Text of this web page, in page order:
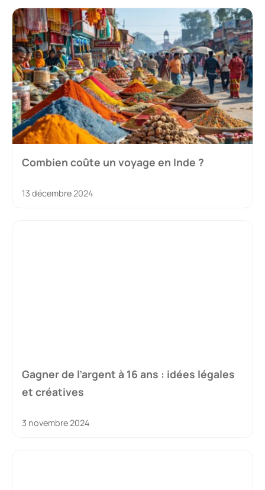
Combien coûte un voyage en Inde ?
13 décembre 2024
Gagner de l’argent à 16 ans : idées légales
et créatives
3 novembre 2024